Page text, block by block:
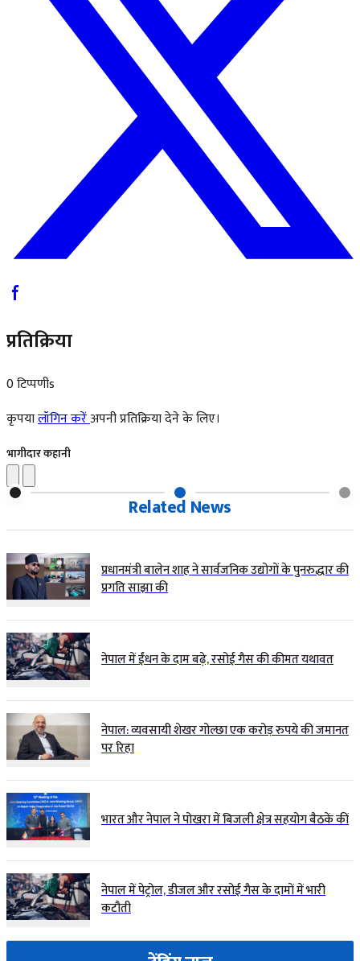
प्रतिक्रिया
0 टिप्पणीs
कृपयालॉगिन करेंअपनी प्रतिक्रिया देने के लिए।
भागीदार कहानी
Related News
प्रधानमंत्री बालेन शाह ने सार्वजनिक उद्योगों के पुनरुद्धार की
प्रगति साझा की
नेपाल में ईंधन के दाम बढ़े, रसोई गैस की कीमत यथावत
नेपाल: व्यवसायी शेखर गोल्छा एक करोड़ रुपये की जमानत
पर रिहा
भारत और नेपाल ने पोखरा में बिजली क्षेत्र सहयोग बैठकें कीं
नेपाल में पेट्रोल, डीजल और रसोई गैस के दामों में भारी
कटौती